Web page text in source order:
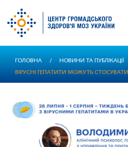
основного
ГОЛОВНА / НОВИНИ ТА ПУБЛІКАЦІЇ
ВІРУСНІ ГЕПАТИТИ МОЖУТЬ